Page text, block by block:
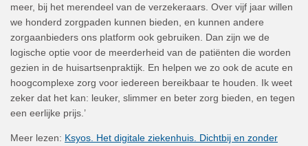
meer, bij het merendeel van de verzekeraars. Over vijf jaar willen
we honderd zorgpaden kunnen bieden, en kunnen andere
zorgaanbieders ons platform ook gebruiken. Dan zijn we de
logische optie voor de meerderheid van de patiënten die worden
gezien in de huisartsenpraktijk. En helpen we zo ook de acute en
hoogcomplexe zorg voor iedereen bereikbaar te houden. Ik weet
zeker dat het kan: leuker, slimmer en beter zorg bieden, en tegen
een eerlijke prijs.’
Meer lezen: Ksyos. Het digitale ziekenhuis. Dichtbij en zonder